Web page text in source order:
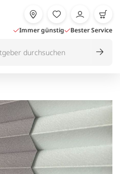
Immer günstig Bester Service